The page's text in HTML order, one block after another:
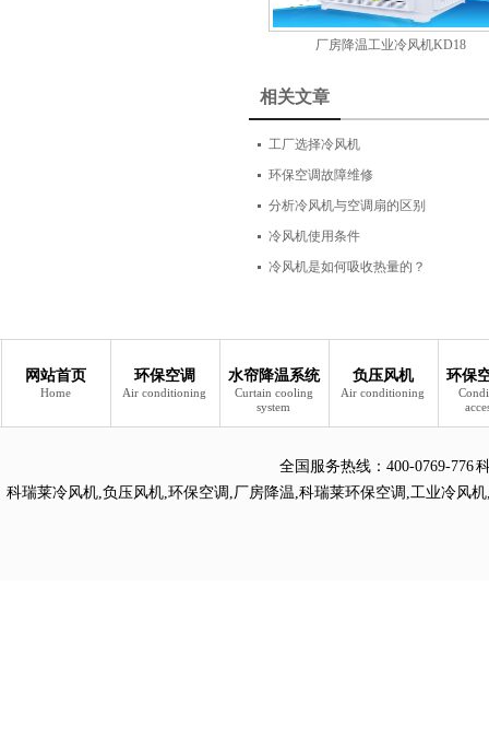
厂房降温工业冷风机KD18
相关文章
工厂选择冷风机
环保空调故障维修
分析冷风机与空调扇的区别
冷风机使用条件
冷风机是如何吸收热量的？
网站首页
Home
环保空调
Air conditioning
水帘降温系统
Curtain cooling
system
负压风机
Air conditioning
环保
全国服务热线： 400-0769-776
科瑞莱冷风机,负压风机,环保空调 ,厂房降温,科瑞莱环保空调 ,工业冷风机